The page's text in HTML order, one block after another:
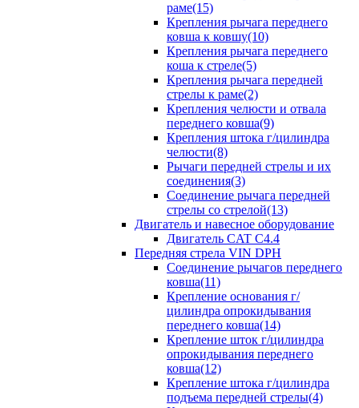
раме(15)
Крепления рычага переднего
ковша к ковшу(10)
Крепления рычага переднего
коша к стреле(5)
Крепления рычага передней
стрелы к раме(2)
Крепления челюсти и отвала
переднего ковша(9)
Крепления штока г/цилиндра
челюсти(8)
Рычаги передней стрелы и их
соединения(3)
Соединение рычага передней
стрелы со стрелой(13)
Двигатель и навесное оборудование
Двигатель CAT C4.4
Передняя стрела VIN DPH
Cоединение рычагов переднего
ковша(11)
Крепление основания г/
цилиндра опрокидывания
переднего ковша(14)
Крепление шток г/цилиндра
опрокидывания переднего
ковша(12)
Крепление штока г/цилиндра
подъема передней стрелы(4)